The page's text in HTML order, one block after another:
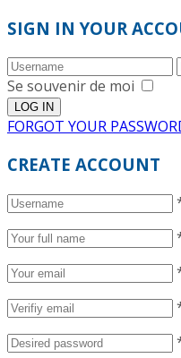
SIGN IN YOUR
Se souvenir de moi
FORGOT YOUR
CREATE ACCOUNT